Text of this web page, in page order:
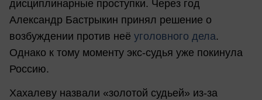
дисциплинарные проступки. Через год
Александр Бастрыкин принял решение о
возбуждении против неё уголовного дела.
Однако к тому моменту экс-судья уже покинула
Россию.
Хахалеву назвали «золотой судьей» из-за